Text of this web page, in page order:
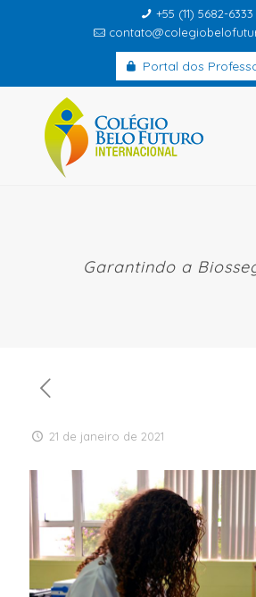
+55 (11) 5682-6333
Portal dos
Garantindo a
21 de janeiro de 2021